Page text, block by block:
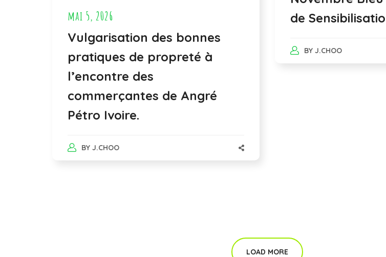
de
BY J.CHOO
mai 5, 2026
Vulgarisation des bonnes
pratiques de propreté à
l’encontre des
commerçantes de Angré
Pétro Ivoire.
BY J.CHOO
LOAD MORE